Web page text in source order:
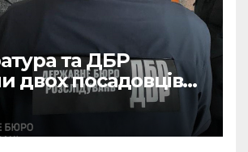
та ДБР
двох посадовців
на вимаганні
вигоди у